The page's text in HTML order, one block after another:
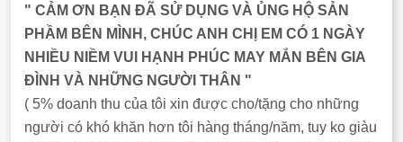
" CẢM ƠN BẠN ĐÃ SỬ DỤNG VÀ ỦNG HỘ SẢN PHẦM BÊN
MÌNH, CHÚC ANH CHỊ EM CÓ 1 NGÀY NHIỀU NIỀM VUI HẠNH
PHÚC MAY MẮN BÊN GIA ĐÌNH VÀ NHỮNG NGƯỜI THÂN "
( 5% doanh thu của tôi xin được cho/tặng cho những người có
khó khăn hơn tôi hàng tháng/năm, tuy ko giàu nghèo gì nhưng
cũng là tấm lòng của tôi.., xin cảm ơn )